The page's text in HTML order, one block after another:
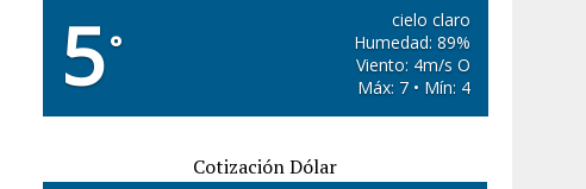
5°
cielo claro
Humedad: 89%
Viento: 4m/s O
Máx: 7 • Mín: 4
Cotización Dólar